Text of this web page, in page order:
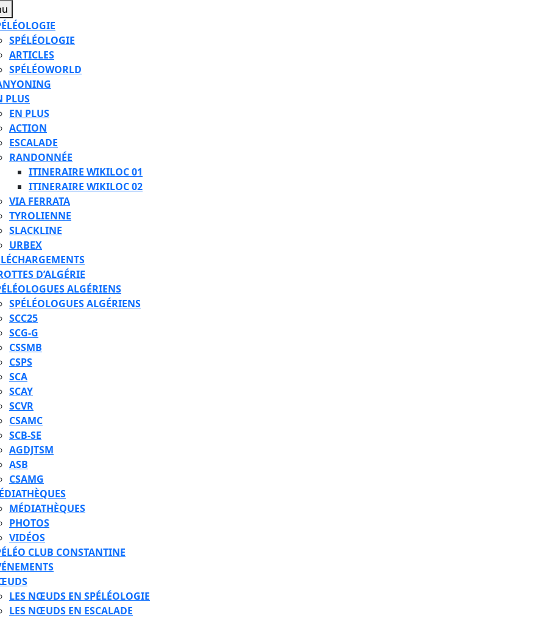
SPÉLÉOLOGIE
ARTICLES
SPÉLÉOWORLD
PLUS
EN PLUS
ACTION
ESCALADE
RANDONNÉE
ITINERAIRE WIKILOC 01
ITINERAIRE WIKILOC 02
VIA FERRATA
TYROLIENNE
SLACKLINE
URBEX
D’ALGÉRIE
ALGÉRIENS
SPÉLÉOLOGUES ALGÉRIENS
SCC25
SCG-G
CSSMB
CSPS
SCA
SCAY
SCVR
CSAMC
SCB-SE
AGDJTSM
ASB
CSAMG
MÉDIATHÈQUES
PHOTOS
VIDÉOS
CLUB CONSTANTINE
LES NŒUDS EN SPÉLÉOLOGIE
LES NŒUDS EN ESCALADE